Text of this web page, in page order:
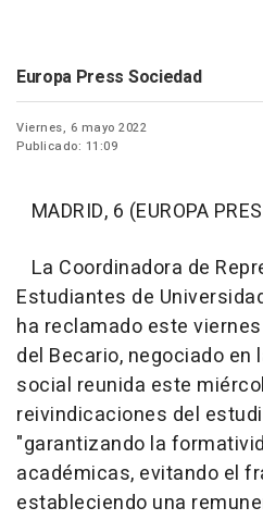
Europa Press Sociedad
Viernes, 6 mayo 2022
Publicado: 11:09
MADRID, 6 (EUROPA
La Coordinadora de
Estudiantes de
ha reclamado este
del Becario, negociado en
social reunida este
reivindicaciones del
"garantizando la
académicas, evitando el
estableciendo una